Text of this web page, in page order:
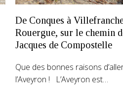
De Conques à
Rouergue, sur le chemin
Jacques de Compostelle
Que des bonnes raisons
l’Aveyron ! L’Aveyron est…